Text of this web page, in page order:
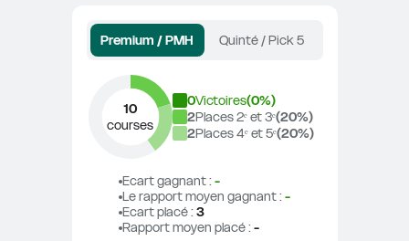
Premium / PMH Quinté / Pick 5
10
courses
0Victoires(0%)
2Places 2ᵉ et 3ᵉ(20%)
2Places 4ᵉ et 5ᵉ(20%)
Ecart gagnant : -
Le rapport moyen gagnant : -
Ecart placé : 3
Rapport moyen placé : -